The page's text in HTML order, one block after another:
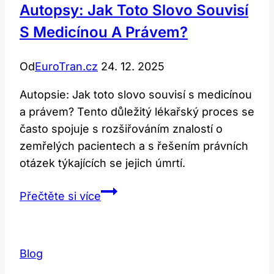
Autopsy: Jak Toto Slovo Souvisí
S Medicínou A Právem?
OdEuroTran.cz 24. 12. 2025
Autopsie: Jak toto slovo souvisí s medicínou
a právem? Tento důležitý lékařský proces se
často spojuje s rozšiřováním znalostí o
zemřelých pacientech a s řešením právních
otázek týkajících se jejich úmrtí.
Přečtěte si víceAutopsy:
Blog